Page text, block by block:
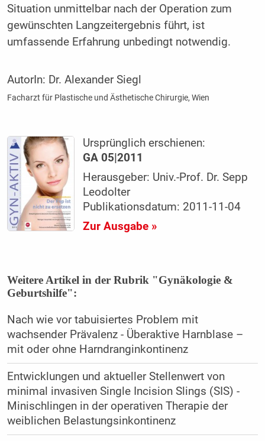
Situation unmittelbar nach der Operation zum
gewünschten Langzeitergebnis führt, ist
umfassende Erfahrung unbedingt notwendig.
AutorIn: Dr. Alexander Siegl
Facharzt für Plastische und Ästhetische Chirurgie, Wien
Ursprünglich erschienen:
GA 05|2011
Herausgeber: Univ.-Prof. Dr. Sepp
Leodolter
Publikationsdatum: 2011-11-04
Zur Ausgabe »
Weitere Artikel in der Rubrik "Gynäkologie &
Geburtshilfe":
Nach wie vor tabuisiertes Problem mit
wachsender Prävalenz - Überaktive Harnblase –
mit oder ohne Harndranginkontinenz
Entwicklungen und aktueller Stellenwert von
minimal invasiven Single Incision Slings (SIS) -
Minischlingen in der operativen Therapie der
weiblichen Belastungsinkontinenz